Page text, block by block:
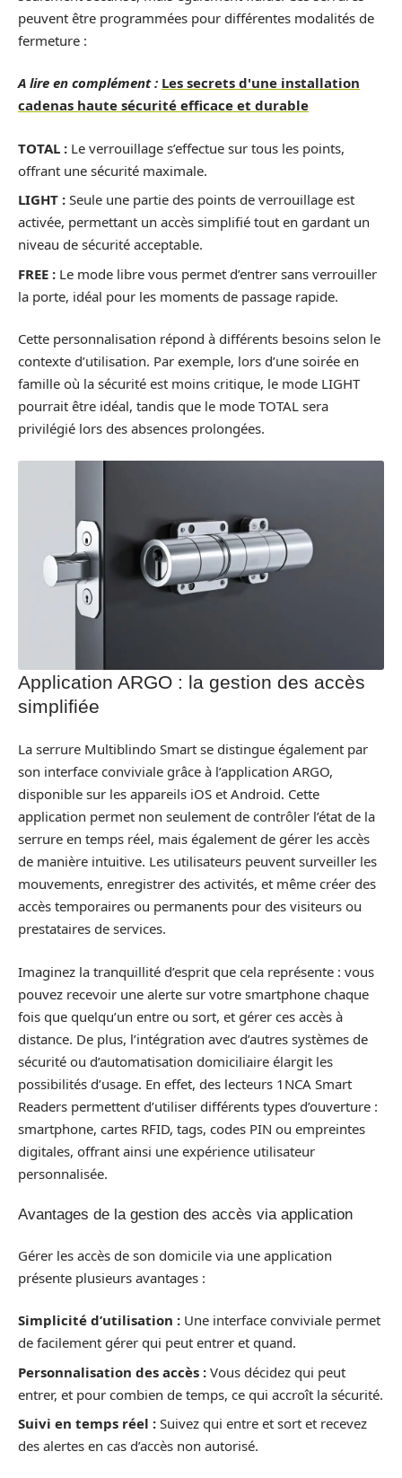
peuvent être programmées pour différentes modalités de
fermeture :
A lire en complément : Les secrets d'une installation
cadenas haute sécurité efficace et durable
TOTAL : Le verrouillage s’effectue sur tous les points,
offrant une sécurité maximale.
LIGHT : Seule une partie des points de verrouillage est
activée, permettant un accès simplifié tout en gardant un
niveau de sécurité acceptable.
FREE : Le mode libre vous permet d’entrer sans verrouiller
la porte, idéal pour les moments de passage rapide.
Cette personnalisation répond à différents besoins selon le
contexte d’utilisation. Par exemple, lors d’une soirée en
famille où la sécurité est moins critique, le mode LIGHT
pourrait être idéal, tandis que le mode TOTAL sera
privilégié lors des absences prolongées.
Application ARGO : la gestion des accès
simplifiée
La serrure Multiblindo Smart se distingue également par
son interface conviviale grâce à l’application ARGO,
disponible sur les appareils iOS et Android. Cette
application permet non seulement de contrôler l’état de la
serrure en temps réel, mais également de gérer les accès
de manière intuitive. Les utilisateurs peuvent surveiller les
mouvements, enregistrer des activités, et même créer des
accès temporaires ou permanents pour des visiteurs ou
prestataires de services.
Imaginez la tranquillité d’esprit que cela représente : vous
pouvez recevoir une alerte sur votre smartphone chaque
fois que quelqu’un entre ou sort, et gérer ces accès à
distance. De plus, l’intégration avec d’autres systèmes de
sécurité ou d’automatisation domiciliaire élargit les
possibilités d’usage. En effet, des lecteurs 1NCA Smart
Readers permettent d’utiliser différents types d’ouverture :
smartphone, cartes RFID, tags, codes PIN ou empreintes
digitales, offrant ainsi une expérience utilisateur
personnalisée.
Avantages de la gestion des accès via application
Gérer les accès de son domicile via une application
présente plusieurs avantages :
Simplicité d’utilisation : Une interface conviviale permet
de facilement gérer qui peut entrer et quand.
Personnalisation des accès : Vous décidez qui peut
entrer, et pour combien de temps, ce qui accroît la sécurité.
Suivi en temps réel : Suivez qui entre et sort et recevez
des alertes en cas d’accès non autorisé.